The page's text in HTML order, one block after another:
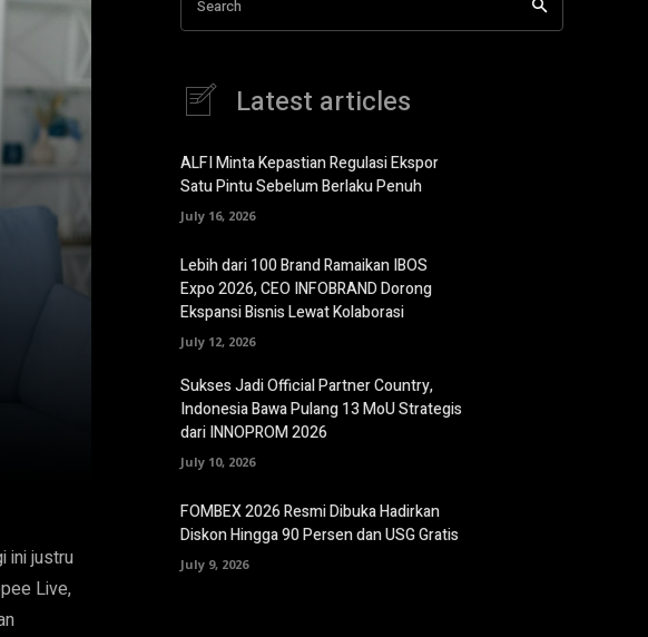
ini justru
Live,
Search
Latest articles
ALFI Minta Kepastian Regulasi Ekspor
Satu Pintu Sebelum Berlaku Penuh
July 16, 2026
Lebih dari 100 Brand Ramaikan IBOS
Expo 2026, CEO INFOBRAND Dorong
Ekspansi Bisnis Lewat Kolaborasi
July 12, 2026
Sukses Jadi Official Partner Country,
Indonesia Bawa Pulang 13 MoU Strategis
dari INNOPROM 2026
July 10, 2026
FOMBEX 2026 Resmi Dibuka Hadirkan
Diskon Hingga 90 Persen dan USG Gratis
July 9, 2026